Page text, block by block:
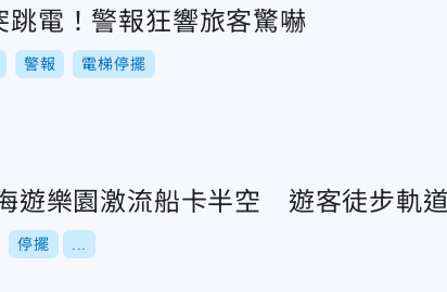
電！警報狂響旅客驚嚇
警報 電梯停擺
遊樂園激流船卡半空 遊客徒步軌
停擺